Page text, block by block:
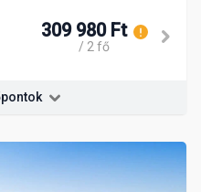
309 980 Ft
/ 2 fő